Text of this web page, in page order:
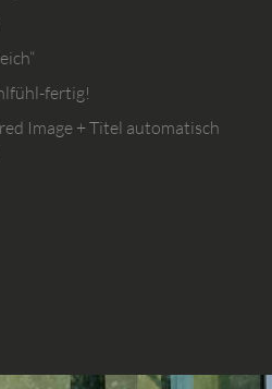
fertig!
Image + Titel automatisch